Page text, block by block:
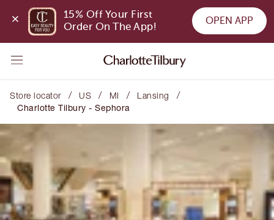
15% Off Your First
Order On The App!
OPEN APP
Store locator / US / MI / Lansing /
Charlotte Tilbury - Sephora